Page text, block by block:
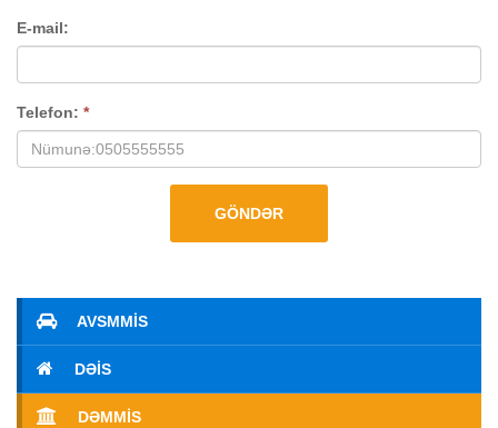
E-mail:
Telefon: *
GÖNDƏR
AVSMMİS
DƏİS
DƏMMİS